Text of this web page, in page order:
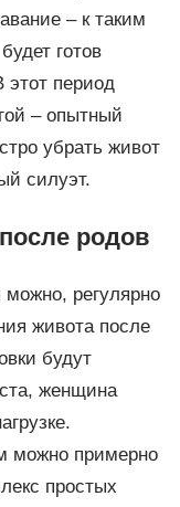
– к таким
готов
этот период
– опытный
убрать живот
силуэт.
родов
можно, регулярно
живота после
будут
женщина
можно примерно
простых